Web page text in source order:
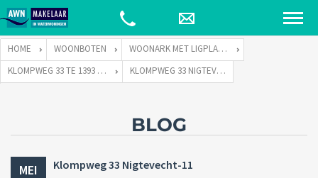
HOME WOONBOTEN
WOONARK MET LIGPLAATS
KLOMPWEG 33 TE 1393 PJ NIGTEVECHT
KLOMPWEG 33 NIGTEVECHT-11
BLOG
MEI Klompweg 33 Nigtevecht-11